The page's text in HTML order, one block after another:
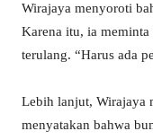
Wirajaya menyoroti
Karena itu, ia meminta
terulang. “Harus ada
Lebih lanjut, Wirajaya
menyatakan bahwa